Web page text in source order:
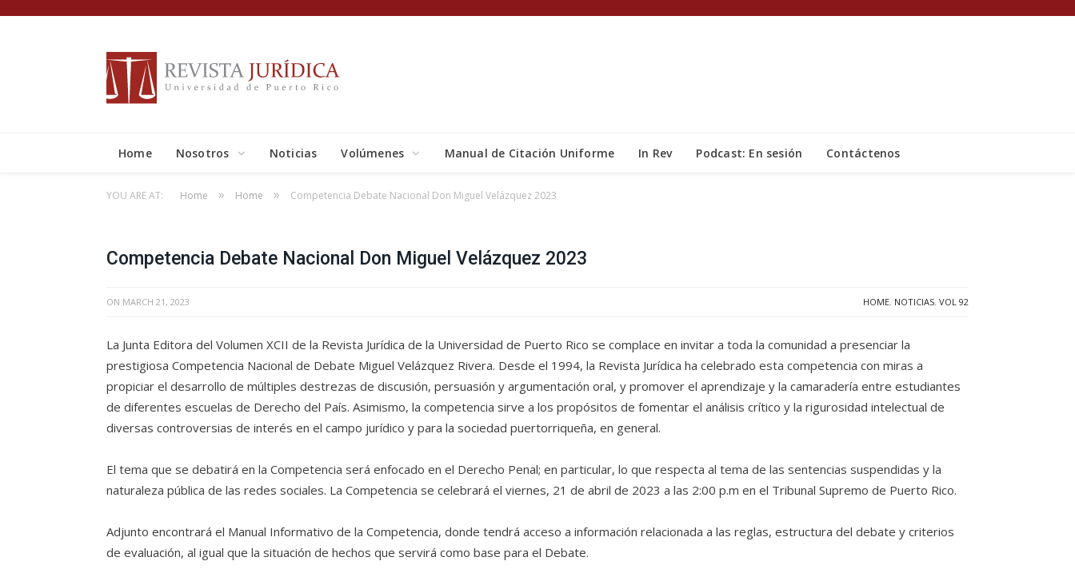
Home Nosotros Noticias Volúmenes Manual de Citación Uniforme In Rev Podcast: En sesión Contáctenos
YOU ARE AT: Home » Home » Competencia Debate Nacional Don Miguel Velázquez 2023
Competencia Debate Nacional Don Miguel Velázquez 2023
ON MARCH 21, 2023 HOME, NOTICIAS, VOL 92
La Junta Editora del Volumen XCII de la Revista Jurídica de la Universidad de Puerto Rico se complace en invitar a toda la comunidad a presenciar la
prestigiosa Competencia Nacional de Debate Miguel Velázquez Rivera. Desde el 1994, la Revista Jurídica ha celebrado esta competencia con miras a
propiciar el desarrollo de múltiples destrezas de discusión, persuasión y argumentación oral, y promover el aprendizaje y la camaradería entre estudiantes
de diferentes escuelas de Derecho del País. Asimismo, la competencia sirve a los propósitos de fomentar el análisis crítico y la rigurosidad intelectual de
diversas controversias de interés en el campo jurídico y para la sociedad puertorriqueña, en general.
El tema que se debatirá en la Competencia será enfocado en el Derecho Penal; en particular, lo que respecta al tema de las sentencias suspendidas y la
naturaleza pública de las redes sociales. La Competencia se celebrará el viernes, 21 de abril de 2023 a las 2:00 p.m en el Tribunal Supremo de Puerto Rico.
Adjunto encontrará el Manual Informativo de la Competencia, donde tendrá acceso a información relacionada a las reglas, estructura del debate y criterios
de evaluación, al igual que la situación de hechos que servirá como base para el Debate.